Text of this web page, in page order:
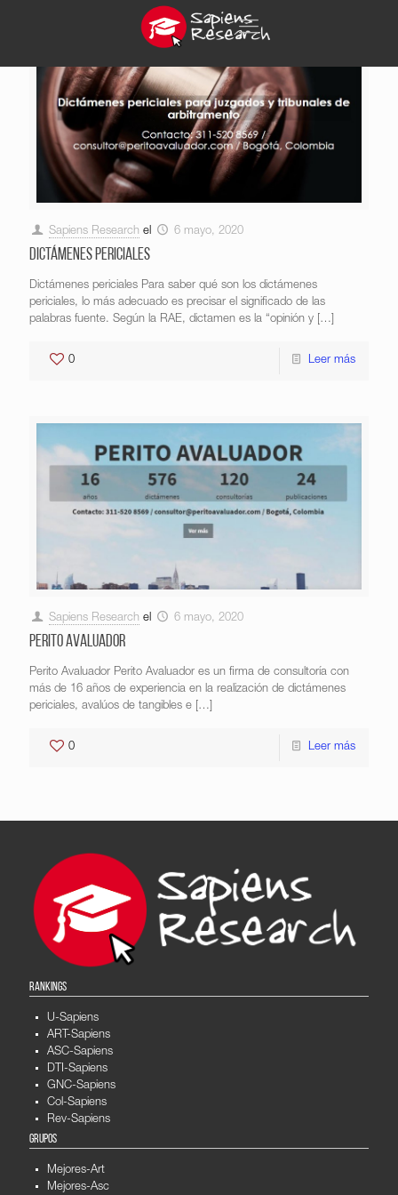
Sapiens Research el 6 mayo, 2020
Dictámenes periciales
Dictámenes periciales Para saber qué son los dictámenes
periciales, lo más adecuado es precisar el significado de las
palabras fuente. Según la RAE, dictamen es la “opinión y […]
0 Leer más
Sapiens Research el 6 mayo, 2020
Perito Avaluador
Perito Avaluador Perito Avaluador es un firma de consultoría con
más de 16 años de experiencia en la realización de dictámenes
periciales, avalúos de tangibles e […]
0 Leer más
RANKINGS
U-Sapiens
ART-Sapiens
ASC-Sapiens
DTI-Sapiens
GNC-Sapiens
Col-Sapiens
Rev-Sapiens
GRUPOS
Mejores-Art
Mejores-Asc